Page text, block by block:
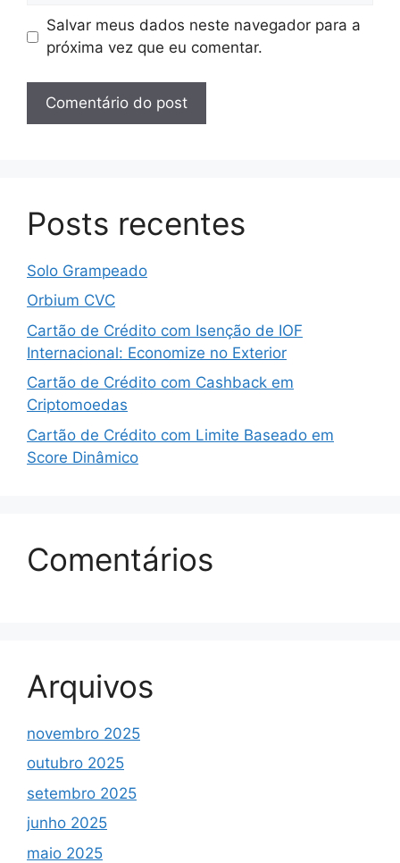
Salvar meus dados neste navegador para a
próxima vez que eu comentar.
Posts recentes
Solo Grampeado
Orbium CVC
Cartão de Crédito com Isenção de IOF
Internacional: Economize no Exterior
Cartão de Crédito com Cashback em
Criptomoedas
Cartão de Crédito com Limite Baseado em
Score Dinâmico
Comentários
Arquivos
novembro 2025
outubro 2025
setembro 2025
junho 2025
maio 2025